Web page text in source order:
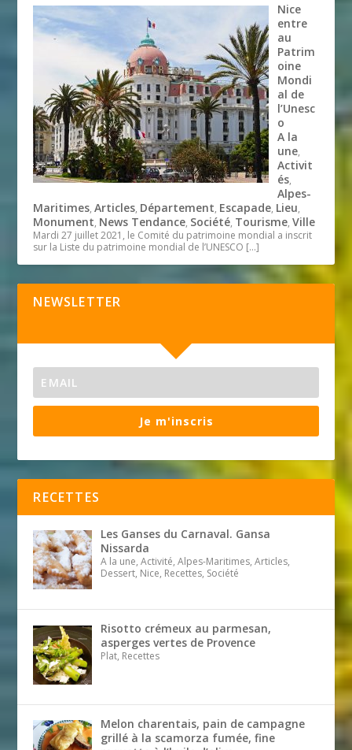
Nice
entre
au
Patrim
oine
Mondi
al de
l’Unesc
o
A la
une,
Activit
és,
Alpes-
Maritimes,Articles, Département, Escapade, Lieu,
Monument, News Tendance, Société, Tourisme,Ville
Mardi 27 juillet 2021, le Comité du patrimoine mondial a inscrit
sur la Liste du patrimoine mondial de l’UNESCO […]
NEWSLETTER
Je m'inscris
RECETTES
Les Ganses du Carnaval. Gansa
Nissarda
A la une, Activité, Alpes-Maritimes, Articles,
Dessert, Nice, Recettes, Société
Risotto crémeux au parmesan,
asperges vertes de Provence
Plat, Recettes
Melon charentais, pain de campagne
grillé à la scamorza fumée, fine